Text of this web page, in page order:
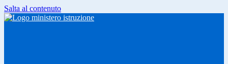
Salta al contenuto